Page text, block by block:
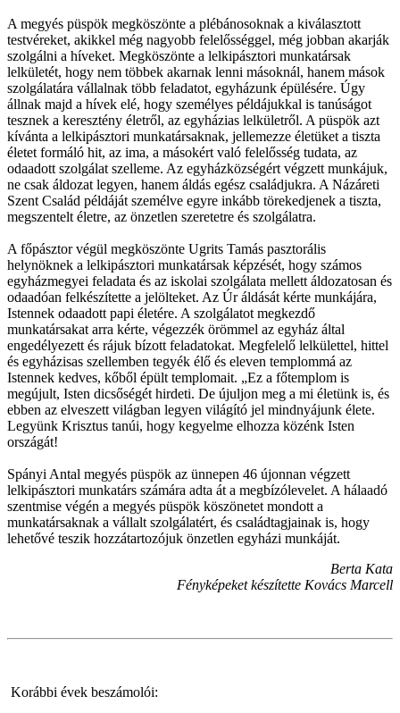
A megyés püspök megköszönte a plébánosoknak a kiválasztott
testvéreket, akikkel még nagyobb felelősséggel, még jobban akarják
szolgálni a híveket. Megköszönte a lelkipásztori munkatársak
lelkületét, hogy nem többek akarnak lenni másoknál, hanem mások
szolgálatára vállalnak több feladatot, egyházunk épülésére. Úgy
állnak majd a hívek elé, hogy személyes példájukkal is tanúságot
tesznek a keresztény életről, az egyházias lelkületről. A püspök azt
kívánta a lelkipásztori munkatársaknak, jellemezze életüket a tiszta
életet formáló hit, az ima, a másokért való felelősség tudata, az
odaadott szolgálat szelleme. Az egyházközségért végzett munkájuk,
ne csak áldozat legyen, hanem áldás egész családjukra. A Názáreti
Szent Család példáját személve egyre inkább törekedjenek a tiszta,
megszentelt életre, az önzetlen szeretetre és szolgálatra.
A főpásztor végül megköszönte Ugrits Tamás pasztorális
helynöknek a lelkipásztori munkatársak képzését, hogy számos
egyházmegyei feladata és az iskolai szolgálata mellett áldozatosan és
odaadóan felkészítette a jelölteket. Az Úr áldását kérte munkájára,
Istennek odaadott papi életére. A szolgálatot megkezdő
munkatársakat arra kérte, végezzék örömmel az egyház által
engedélyezett és rájuk bízott feladatokat. Megfelelő lelkülettel, hittel
és egyházisas szellemben tegyék élő és eleven templommá az
Istennek kedves, kőből épült templomait. „Ez a főtemplom is
megújult, Isten dicsőségét hirdeti. De újuljon meg a mi életünk is, és
ebben az elveszett világban legyen világító jel mindnyájunk élete.
Legyünk Krisztus tanúi, hogy kegyelme elhozza közénk Isten
országát!
Spányi Antal megyés püspök az ünnepen 46 újonnan végzett
lelkipásztori munkatárs számára adta át a megbízólevelet. A hálaadó
szentmise végén a megyés püspök köszönetet mondott a
munkatársaknak a vállalt szolgálatért, és családtagjainak is, hogy
lehetővé teszik hozzátartozójuk önzetlen egyházi munkáját.
Berta Kata
Fényképeket készítette Kovács Marcell
Korábbi évek beszámolói: